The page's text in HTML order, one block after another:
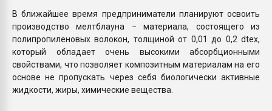
В ближайшее время предприниматели планируют освоить
производство мелтблауна − материала, состоящего из
полипропиленовых волокон, толщиной от 0,01 до 0,2 dtex,
который обладает очень высокими абсорбционными
свойствами, что позволяет композитным материалам на его
основе не пропускать через себя биологически активные
жидкости, жиры, химические вещества.